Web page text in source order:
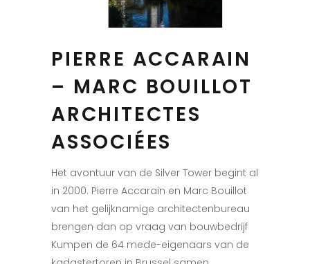
PIERRE ACCARAIN
– MARC BOUILLOT
ARCHITECTES
ASSOCIÉES
Het avontuur van de Silver Tower begint al
in 2000. Pierre Accarain en Marc Bouillot
van het gelijknamige architectenbureau
brengen dan op vraag van bouwbedrijf
Kumpen de 64 mede-eigenaars van de